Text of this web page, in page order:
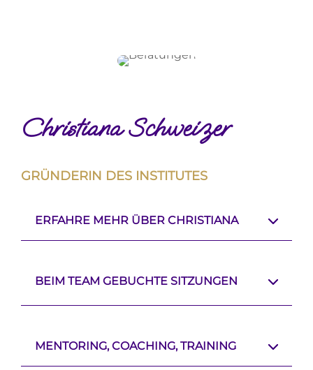
Christiana Schweizer
GRÜNDERIN DES INSTITUTES
ERFAHRE MEHR ÜBER CHRISTIANA
BEIM TEAM GEBUCHTE SITZUNGEN
MENTORING, COACHING, TRAINING